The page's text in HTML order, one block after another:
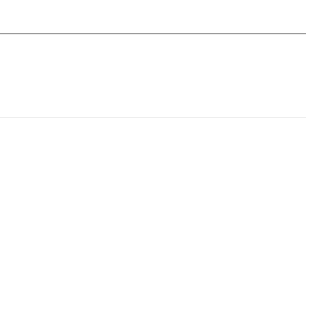
Vipps, Klarna och Google Pay.
debiteras kortet/fakturan.